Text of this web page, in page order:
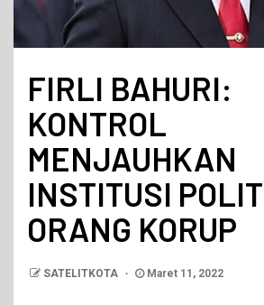
FIRLI BAHURI:
KONTROL
MENJAUHKAN
INSTITUSI
ORANG KORUP
SATELITKOTA Maret 11, 2022